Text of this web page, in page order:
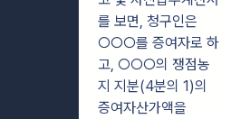
를 보면, 청구인은
○○○를 증여자로 하
고, ○○○의 쟁점농
지 지분(4분의 1)의
증여자산가액을